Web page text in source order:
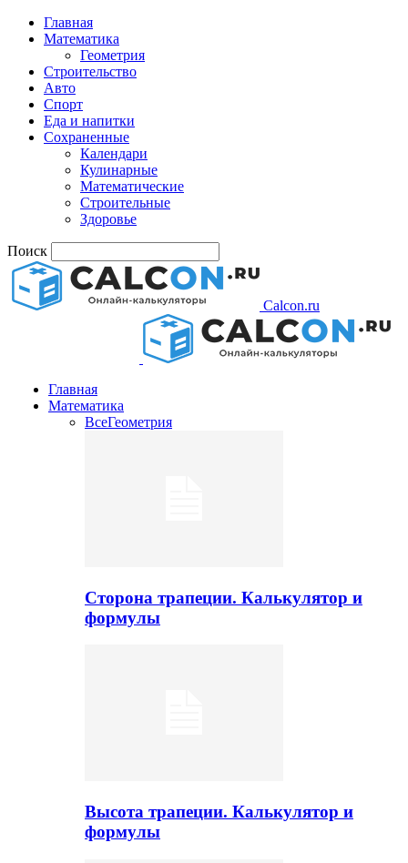
Главная
Математика
Геометрия
Строительство
Авто
Спорт
Еда и напитки
Сохраненные
Календари
Кулинарные
Математические
Строительные
Здоровье
Поиск
Calcon.ru
Главная
Математика
ВсеГеометрия
Сторона трапеции. Калькулятор и
формулы
Высота трапеции. Калькулятор и
формулы